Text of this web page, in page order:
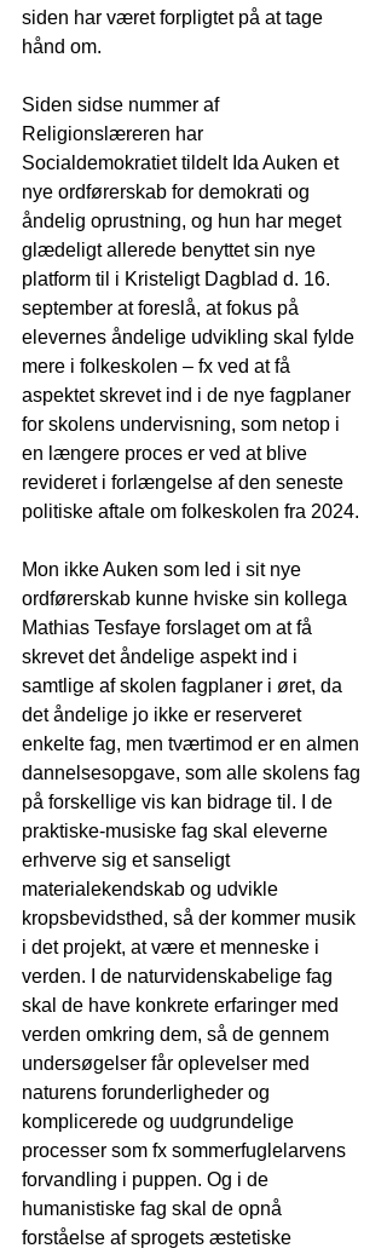
siden har været forpligtet på at tage
hånd om.
Siden sidse nummer af
Religionslæreren har
Socialdemokratiet tildelt Ida Auken et
nye ordførerskab for demokrati og
åndelig oprustning, og hun har meget
glædeligt allerede benyttet sin nye
platform til i Kristeligt Dagblad d. 16.
september at foreslå, at fokus på
elevernes åndelige udvikling skal fylde
mere i folkeskolen – fx ved at få
aspektet skrevet ind i de nye fagplaner
for skolens undervisning, som netop i
en længere proces er ved at blive
revideret i forlængelse af den seneste
politiske aftale om folkeskolen fra 2024.
Mon ikke Auken som led i sit nye
ordførerskab kunne hviske sin kollega
Mathias Tesfaye forslaget om at få
skrevet det åndelige aspekt ind i
samtlige af skolen fagplaner i øret, da
det åndelige jo ikke er reserveret
enkelte fag, men tværtimod er en almen
dannelsesopgave, som alle skolens fag
på forskellige vis kan bidrage til. I de
praktiske-musiske fag skal eleverne
erhverve sig et sanseligt
materialekendskab og udvikle
kropsbevidsthed, så der kommer musik
i det projekt, at være et menneske i
verden. I de naturvidenskabelige fag
skal de have konkrete erfaringer med
verden omkring dem, så de gennem
undersøgelser får oplevelser med
naturens forunderligheder og
komplicerede og uudgrundelige
processer som fx sommerfuglelarvens
forvandling i puppen. Og i de
humanistiske fag skal de opnå
forståelse af sprogets æstetiske